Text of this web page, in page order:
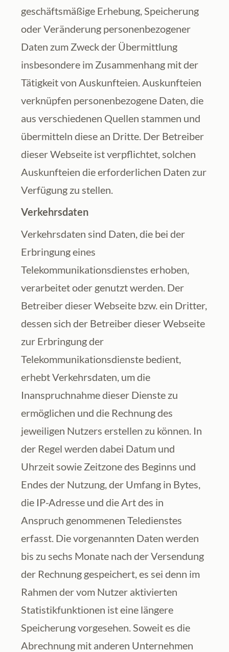
geschäftsmäßige Erhebung, Speicherung
oder Veränderung personenbezogener
Daten zum Zweck der Übermittlung
insbesondere im Zusammenhang mit der
Tätigkeit von Auskunfteien. Auskunfteien
verknüpfen personenbezogene Daten, die
aus verschiedenen Quellen stammen und
übermitteln diese an Dritte. Der Betreiber
dieser Webseite ist verpflichtet, solchen
Auskunfteien die erforderlichen Daten zur
Verfügung zu stellen.
Verkehrsdaten
Verkehrsdaten sind Daten, die bei der
Erbringung eines
Telekommunikationsdienstes erhoben,
verarbeitet oder genutzt werden. Der
Betreiber dieser Webseite bzw. ein Dritter,
dessen sich der Betreiber dieser Webseite
zur Erbringung der
Telekommunikationsdienste bedient,
erhebt Verkehrsdaten, um die
Inanspruchnahme dieser Dienste zu
ermöglichen und die Rechnung des
jeweiligen Nutzers erstellen zu können. In
der Regel werden dabei Datum und
Uhrzeit sowie Zeitzone des Beginns und
Endes der Nutzung, der Umfang in Bytes,
die IP-Adresse und die Art des in
Anspruch genommenen Teledienstes
erfasst. Die vorgenannten Daten werden
bis zu sechs Monate nach der Versendung
der Rechnung gespeichert, es sei denn im
Rahmen der vom Nutzer aktivierten
Statistikfunktionen ist eine längere
Speicherung vorgesehen. Soweit es die
Abrechnung mit anderen Unternehmen